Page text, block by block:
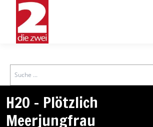
Search
H2O – Plötzlich
Meerjungfrau